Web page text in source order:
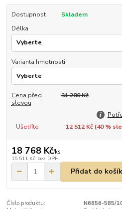
Dostupnost
Skladem
Délka
Varianta hmotnosti
Cena před
slevou
31 280 Kč
Ušetříte
12 512 Kč (40%
18 768 Kč/ks
15 511 Kč bez DPH
Přidat do
Číslo produktu:
N6856-585/